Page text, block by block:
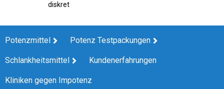
diskret
Potenzmittel Potenz Testpackungen
Schlankheitsmittel Kundenerfahrungen
Kliniken gegen Impotenz